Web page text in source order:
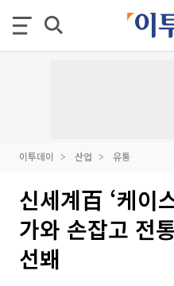
이투데이 산업 유통
신세계百 ‘케이
가와 손잡고 전
선봬